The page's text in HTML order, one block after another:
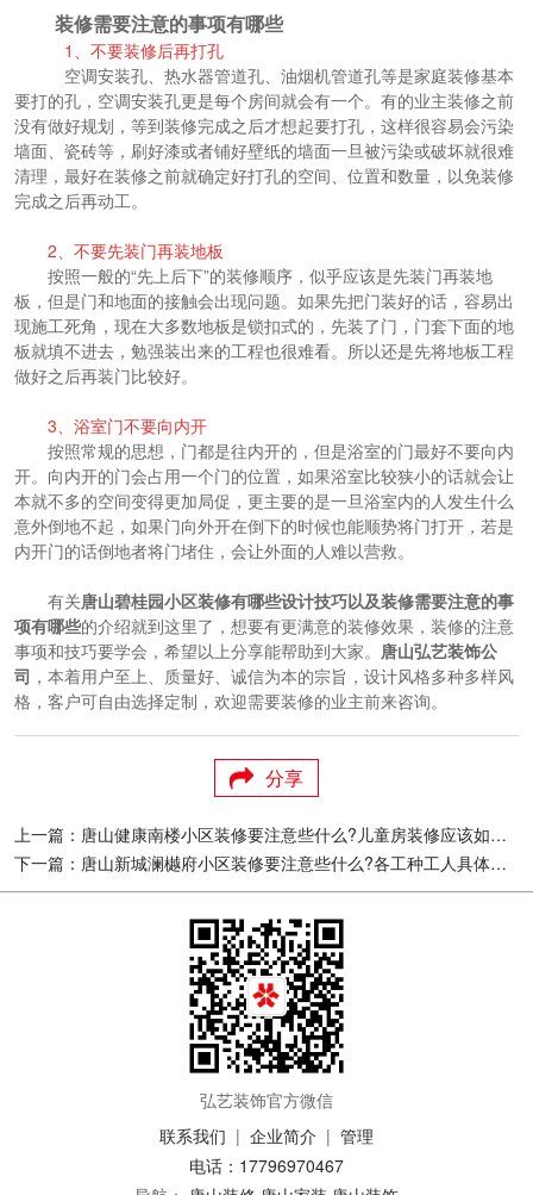
装修需要注意的事项有哪些
1、不要装修后再打孔
空调安装孔、热水器管道孔、油烟机管道孔等是家庭装修基本
要打的孔，空调安装孔更是每个房间就会有一个。有的业主装修之前
没有做好规划，等到装修完成之后才想起要打孔，这样很容易会污染
墙面、瓷砖等，刷好漆或者铺好壁纸的墙面一旦被污染或破坏就很难
清理，最好在装修之前就确定好打孔的空间、位置和数量，以免装修
完成之后再动工。
2、不要先装门再装地板
按照一般的“先上后下”的装修顺序，似乎应该是先装门再装地
板，但是门和地面的接触会出现问题。如果先把门装好的话，容易出
现施工死角，现在大多数地板是锁扣式的，先装了门，门套下面的地
板就填不进去，勉强装出来的工程也很难看。所以还是先将地板工程
做好之后再装门比较好。
3、浴室门不要向内开
按照常规的思想，门都是往内开的，但是浴室的门最好不要向内
开。向内开的门会占用一个门的位置，如果浴室比较狭小的话就会让
本就不多的空间变得更加局促，更主要的是一旦浴室内的人发生什么
意外倒地不起，如果门向外开在倒下的时候也能顺势将门打开，若是
内开门的话倒地者将门堵住，会让外面的人难以营救。
有关唐山碧桂园小区装修有哪些设计技巧以及装修需要注意的事
项有哪些的介绍就到这里了，想要有更满意的装修效果，装修的注意
事项和技巧要学会，希望以上分享能帮助到大家。 唐山弘艺装饰公
司 ，本着用户至上、质量好、诚信为本的宗旨，设计风格多种多样风
格，客户可自由选择定制，欢迎需要装修的业主前来咨询。
分享
上一篇：唐山健康南楼小区装修要注意些什么?儿童房装修应该如何设计?
下一篇：唐山新城澜樾府小区装修要注意些什么?各工种工人具体负责哪些项目?
弘艺装饰官方微信
联系我们 | 企业简介 | 管理
电话：17796970467